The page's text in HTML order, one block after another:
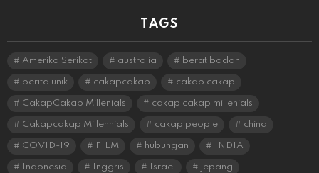
TAGS
Amerika Serikat australia berat badan
berita unik cakapcakap cakap cakap
CakapCakap Millenials cakap cakap millenials
Cakapcakap Millennials cakap people china
COVID-19 FILM hubungan INDIA
Indonesia Inggris Israel jepang